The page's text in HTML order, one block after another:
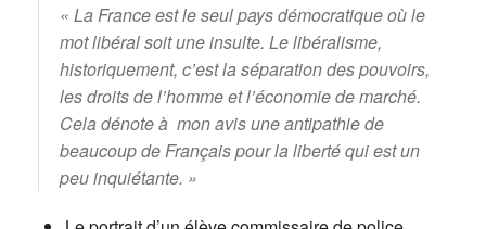
« La France est le seul pays démocratique où le
mot libéral soit une insulte. Le libéralisme,
historiquement, c’est la séparation des pouvoirs,
les droits de l’homme et l’économie de marché.
Cela dénote à mon avis une antipathie de
beaucoup de Français pour la liberté qui est un
peu inquiétante. »